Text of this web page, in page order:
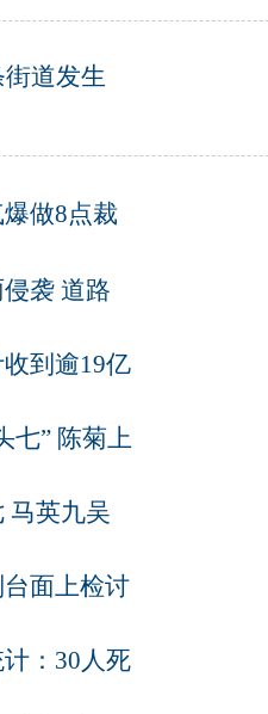
道发生
做8点裁
袭 道路
到逾19亿
七” 陈菊上
马英九吴
面上检讨
：30人死